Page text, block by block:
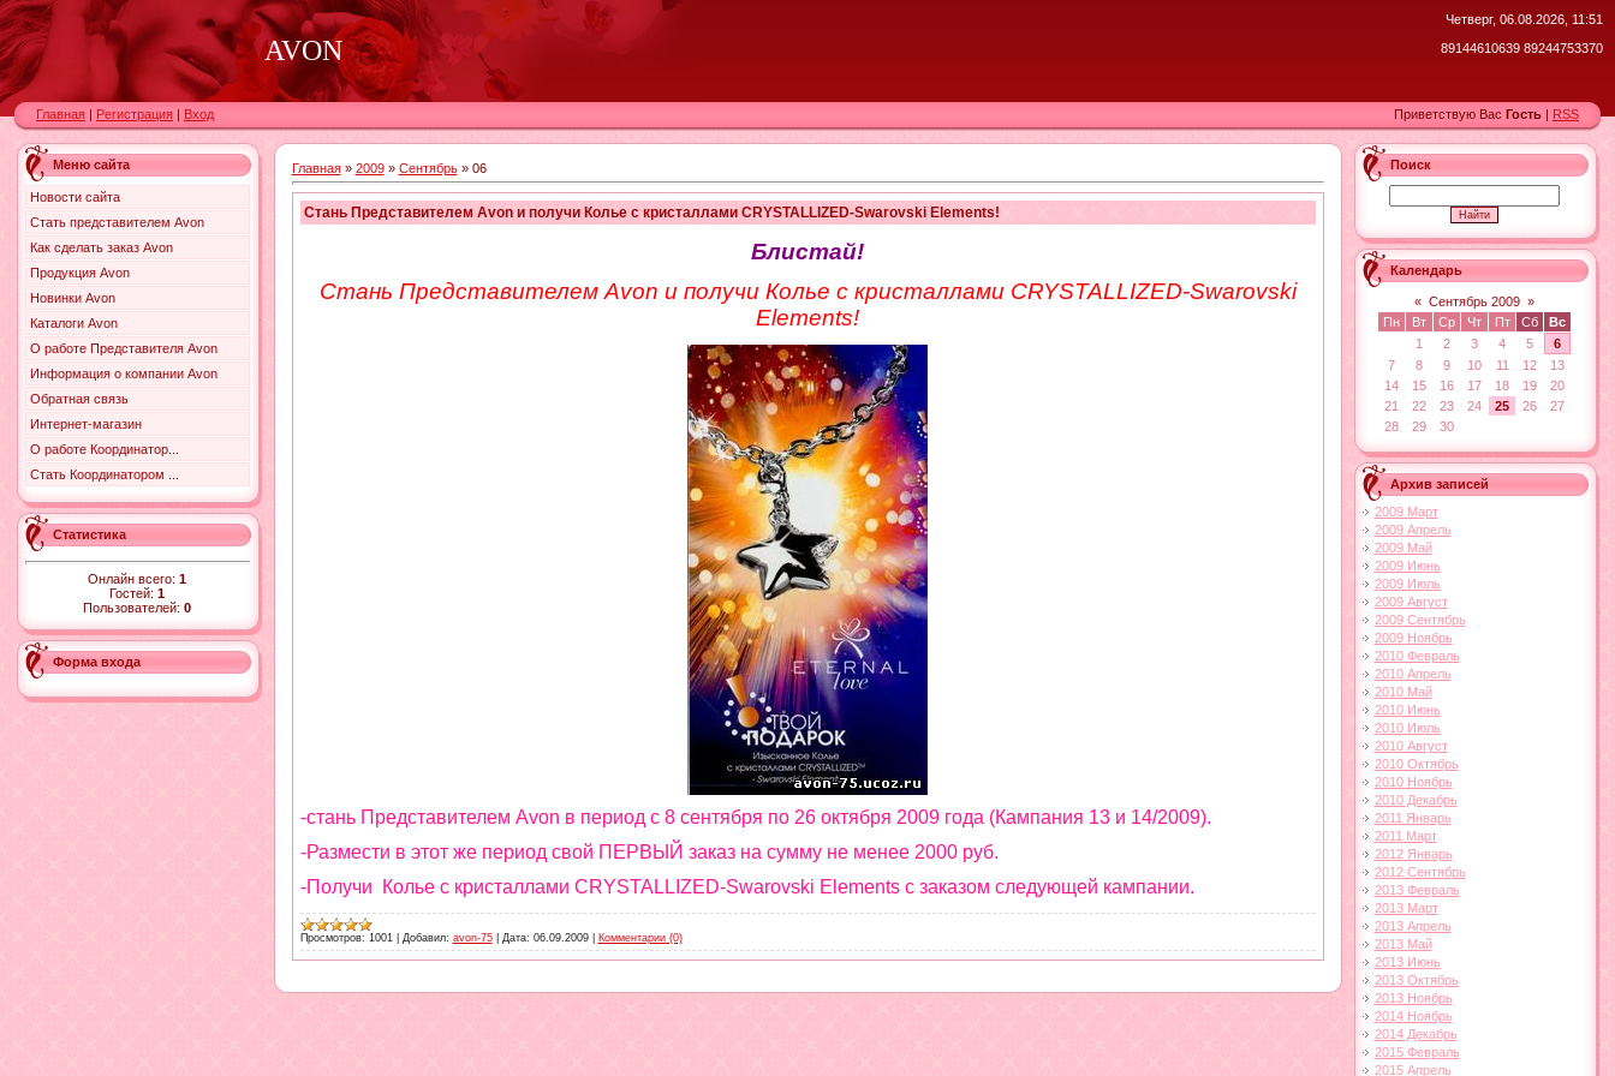
AVON
Четверг, 06.08.2026, 11:51
89144610639 89244753370
Главная | Регистрация | Вход Приветствую Вас Гость | RSS
Меню сайта
Новости сайта
Стать представителем Avon
Как сделать заказ Avon
Продукция Avon
Новинки Avon
Каталоги Avon
О работе Представителя Avon
Информация о компании Avon
Обратная связь
Интернет-магазин
О работе Координатор...
Стать Координатором ...
Статистика
Онлайн всего: 1
Гостей: 1
Пользователей: 0
Форма входа
Главная» 2009 » Сентябрь » 06
Стань Представителем Avon и получи Колье с кристаллами CRYSTALLIZED-Swarovski Elements!
Блистай!
Стань Представителем Avon и получи Колье с кристаллами CRYSTALLIZED-Swarovski
Elements!
-стань Представителем Avon в период с 8 сентября по 26 октября 2009 года (Кампания 13 и 14/2009).
-Размести в этот же период свой ПЕРВЫЙ заказ на сумму не менее 2000 руб.
-Получи
Колье с кристаллами CRYSTALLIZED-Swarovski Elements с заказом следующей кампании.
Просмотров: 1001 Добавил: avon-75 Дата: 06.09.2009 Комментарии (0)
Поиск
Календарь
« Сентябрь 2009 »
Пн
Вт Ср Чт Пт Сб
Вс
1
2 3 4 5
6
7
8 9 10 11 12
13
14
15 16 17 18 19
20
21
22 23 24 25 26
27
28
29 30
Архив записей
2009 Март
2009 Апрель
2009 Май
2009 Июнь
2009 Июль
2009 Август
2009 Сентябрь
2009 Ноябрь
2010 Февраль
2010 Апрель
2010 Май
2010 Июнь
2010 Июль
2010 Август
2010 Октябрь
2010 Ноябрь
2010 Декабрь
2011 Январь
2011 Март
2012 Январь
2012 Сентябрь
2013 Февраль
2013 Март
2013 Апрель
2013 Май
2013 Июнь
2013 Октябрь
2013 Ноябрь
2014 Ноябрь
2014 Декабрь
2015 Февраль
2015 Апрель